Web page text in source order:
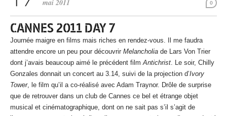
0
mai 2011
CANNES 2011 DAY 7
Journée maigre en films mais riches en rendez-vous. Il me faudra
attendre encore un peu pour découvrir Melancholia de Lars Von Trier
dont j’avais beaucoup aimé le précédent filmAntichrist. Le soir, Chilly
Gonzales donnait un concert au 3.14, suivi de la projection d’Ivory
Tower, le film qu’il a co-réalisé avec Adam Traynor. Drôle de surprise
que de retrouver dans un club de Cannes ce bel et étrange objet
musical et cinématographique, dont on ne sait pas s’il s’agit de